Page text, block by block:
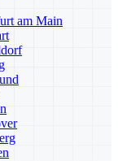
am Main